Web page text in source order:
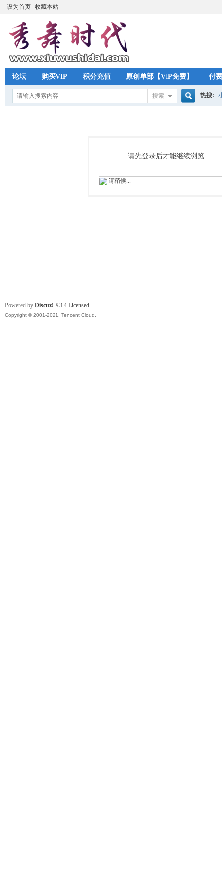
设为首页 收藏本站
论坛 购买VIP 积分充值 原创单部【VIP免费】 付
搜索
索
热搜:
请先登录后才能继续浏览
请稍候...
Powered by Discuz! X3.4 Licensed
Copyright © 2001-2021, Tencent Cloud.